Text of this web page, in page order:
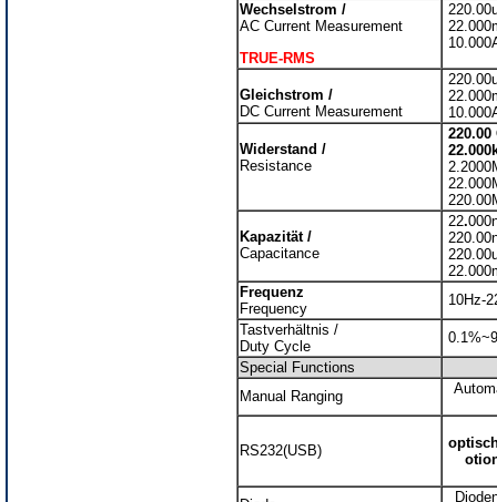
Wechselstrom /
AC Current Measurement
TRUE-RMS
Gleichstrom /
DC Current Measurement
Widerstand /
Resistance
220.00
Kapazität /
Capacitance
22.
Frequenz
Frequency
10Hz-
Tastverhältnis /
Duty Cycle
Special Functions
Manual Ranging
RS232(USB)